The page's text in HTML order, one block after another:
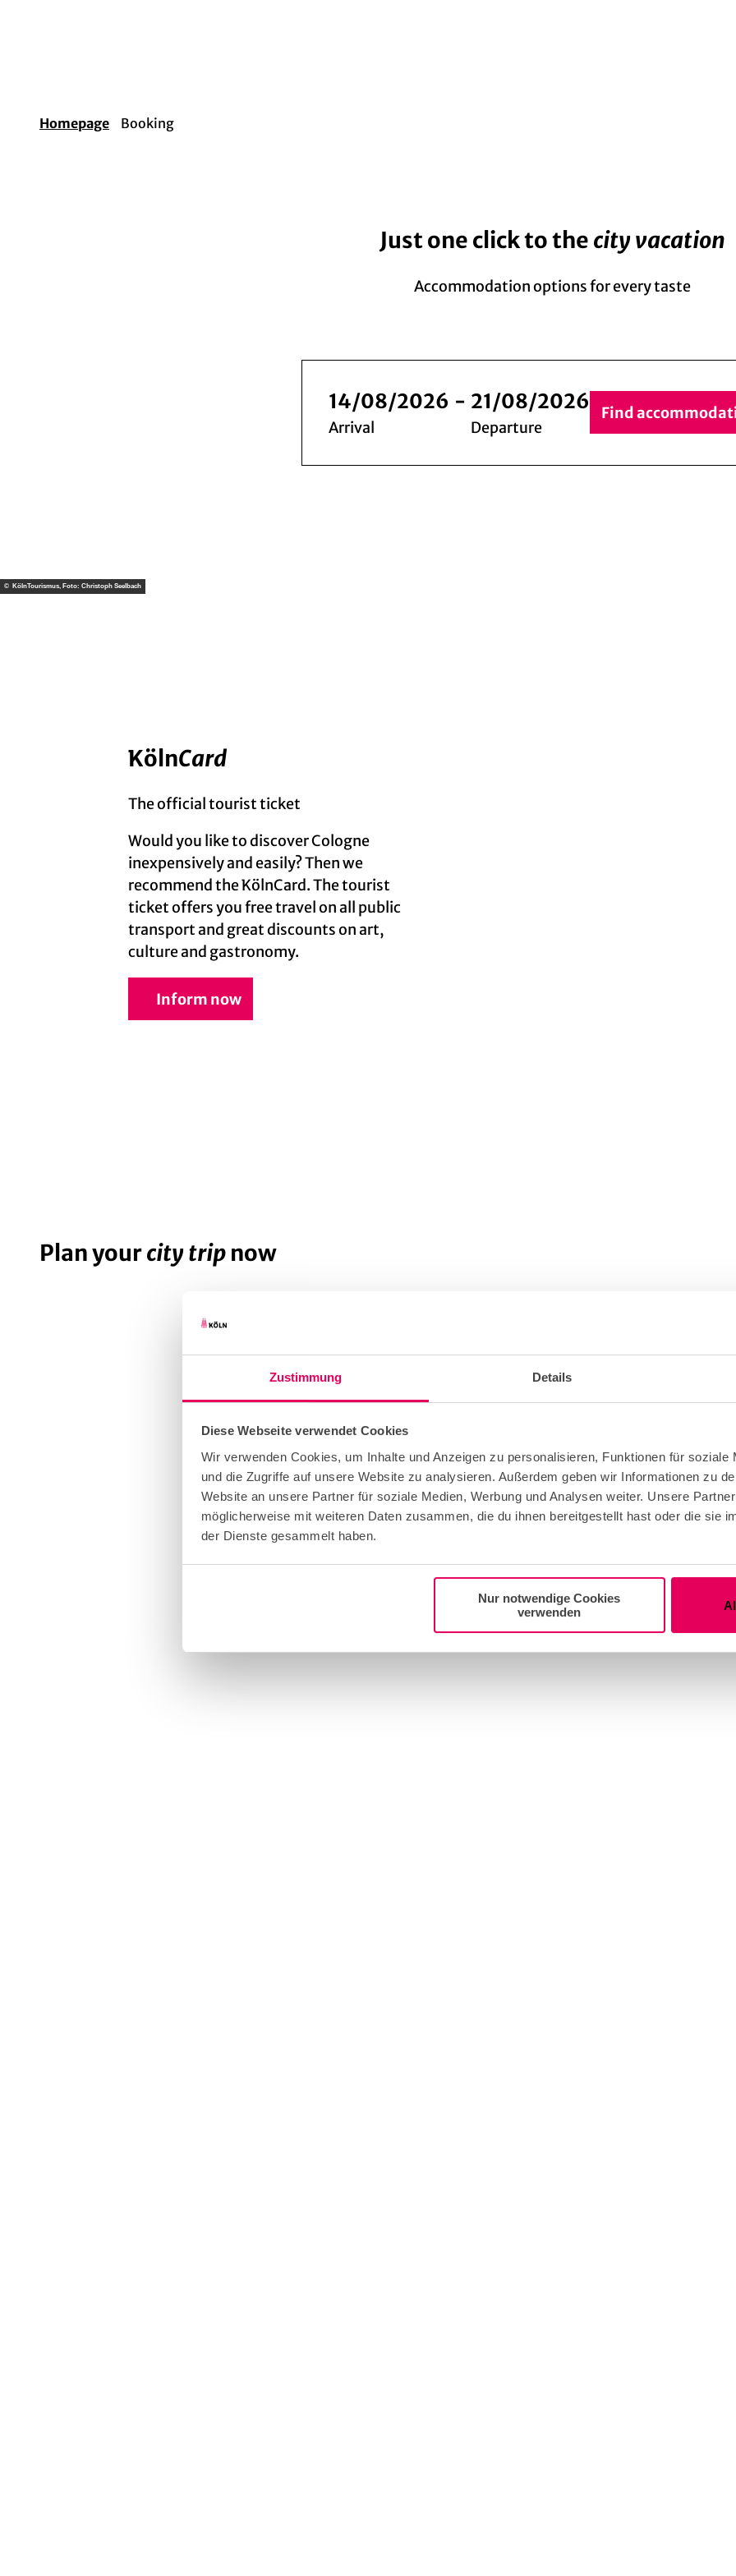
Zustimmung Details
Diese Webseite verwendet Cookies
Wir verwenden Cookies, um Inhalte und Anzeigen zu personalisieren, Funktionen für soziale
und die Zugriffe auf unsere Website zu analysieren. Außerdem geben wir Informationen zu
Website an unsere Partner für soziale Medien, Werbung und Analysen weiter. Unsere
möglicherweise mit weiteren Daten zusammen, die du ihnen bereitgestellt hast oder die sie
der Dienste gesammelt haben.
Nur notwendige Cookies
verwenden
Homepage Booking
Just one click to the city vacation
Accommodation options for every taste
Arrival
14/08/2026 -
Departure
21/08/2026 Find
© KölnTourismus, Foto: Christoph Seelbach
KölnCard
The official tourist ticket
Would you like to discover Cologne
inexpensively and easily? Then we
recommend the KölnCard. The tourist
ticket offers you free travel on all public
transport and great discounts on art,
culture and gastronomy.
Inform now
Plan yourcity trip now